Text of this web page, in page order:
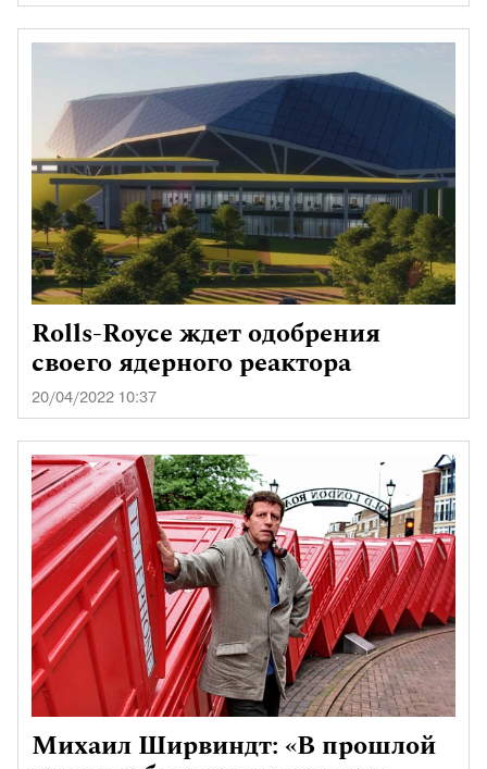
Rolls-Royce ждет одобрения
своего ядерного реактора
20/04/2022 10:37
Михаил Ширвиндт: «В прошлой